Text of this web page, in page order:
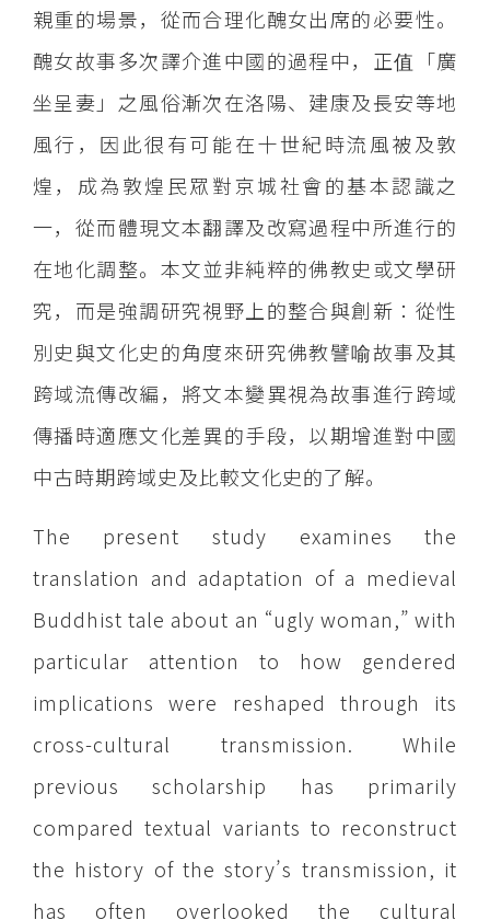
親重的場景，從而合理化醜女出席的必要性。
醜女故事多次譯介進中國的過程中，正值「廣
坐呈妻」之風俗漸次在洛陽、建康及長安等地
風行，因此很有可能在十世紀時流風被及敦
煌，成為敦煌民眾對京城社會的基本認識之
一，從而體現文本翻譯及改寫過程中所進行的
在地化調整。本文並非純粹的佛教史或文學研
究，而是強調研究視野上的整合與創新：從性
別史與文化史的角度來研究佛教譬喻故事及其
跨域流傳改編，將文本變異視為故事進行跨域
傳播時適應文化差異的手段，以期增進對中國
中古時期跨域史及比較文化史的了解。
The present study examines the
translation and adaptation of a medieval
Buddhist tale about an “ugly woman,” with
particular attention to how gendered
implications were reshaped through its
cross-cultural transmission. While
previous scholarship has primarily
compared textual variants to reconstruct
the history of the story’s transmission, it
has often overlooked the cultural